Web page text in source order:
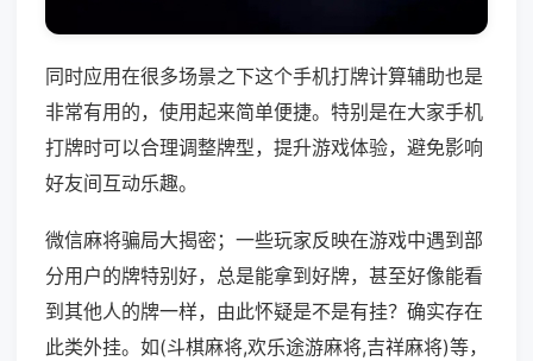
同时应用在很多场景之下这个手机打牌计算辅助也是
非常有用的，使用起来简单便捷。特别是在大家手机
打牌时可以合理调整牌型，提升游戏体验，避免影响
好友间互动乐趣。
微信麻将骗局大揭密；一些玩家反映在游戏中遇到部
分用户的牌特别好，总是能拿到好牌，甚至好像能看
到其他人的牌一样，由此怀疑是不是有挂？确实存在
此类外挂。如(斗棋麻将,欢乐途游麻将,吉祥麻将)等，